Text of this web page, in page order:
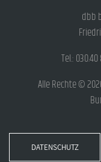
dbb
Tel.:
Alle Rechte ©
DATENSCHUTZ